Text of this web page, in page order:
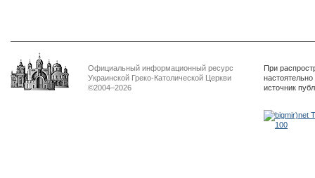
Официальный информационный ресурс
Украинской Греко-Католической Церкви
©2004–2026
При
источник